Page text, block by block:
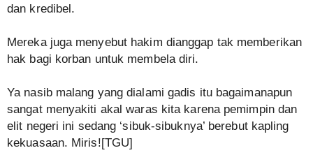
dan kredibel.
Mereka juga menyebut hakim dianggap tak memberikan
hak bagi korban untuk membela diri.
Ya nasib malang yang dialami gadis itu bagaimanapun
sangat menyakiti akal waras kita karena pemimpin dan
elit negeri ini sedang ‘sibuk-sibuknya’ berebut kapling
kekuasaan. Miris![TGU]